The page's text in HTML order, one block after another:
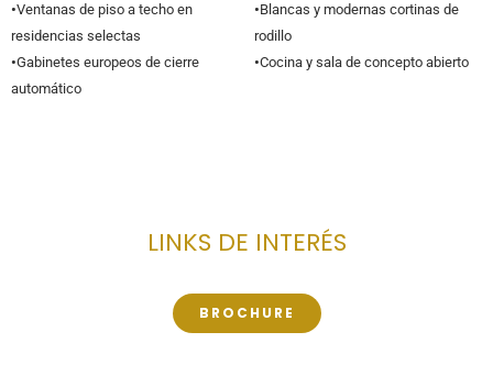
•Ventanas de piso a techo en
residencias selectas
•Gabinetes europeos de cierre
automático
•Blancas y modernas cortinas de
rodillo
•Cocina y sala de concepto abierto
LINKS DE INTERÉS
BROCHURE